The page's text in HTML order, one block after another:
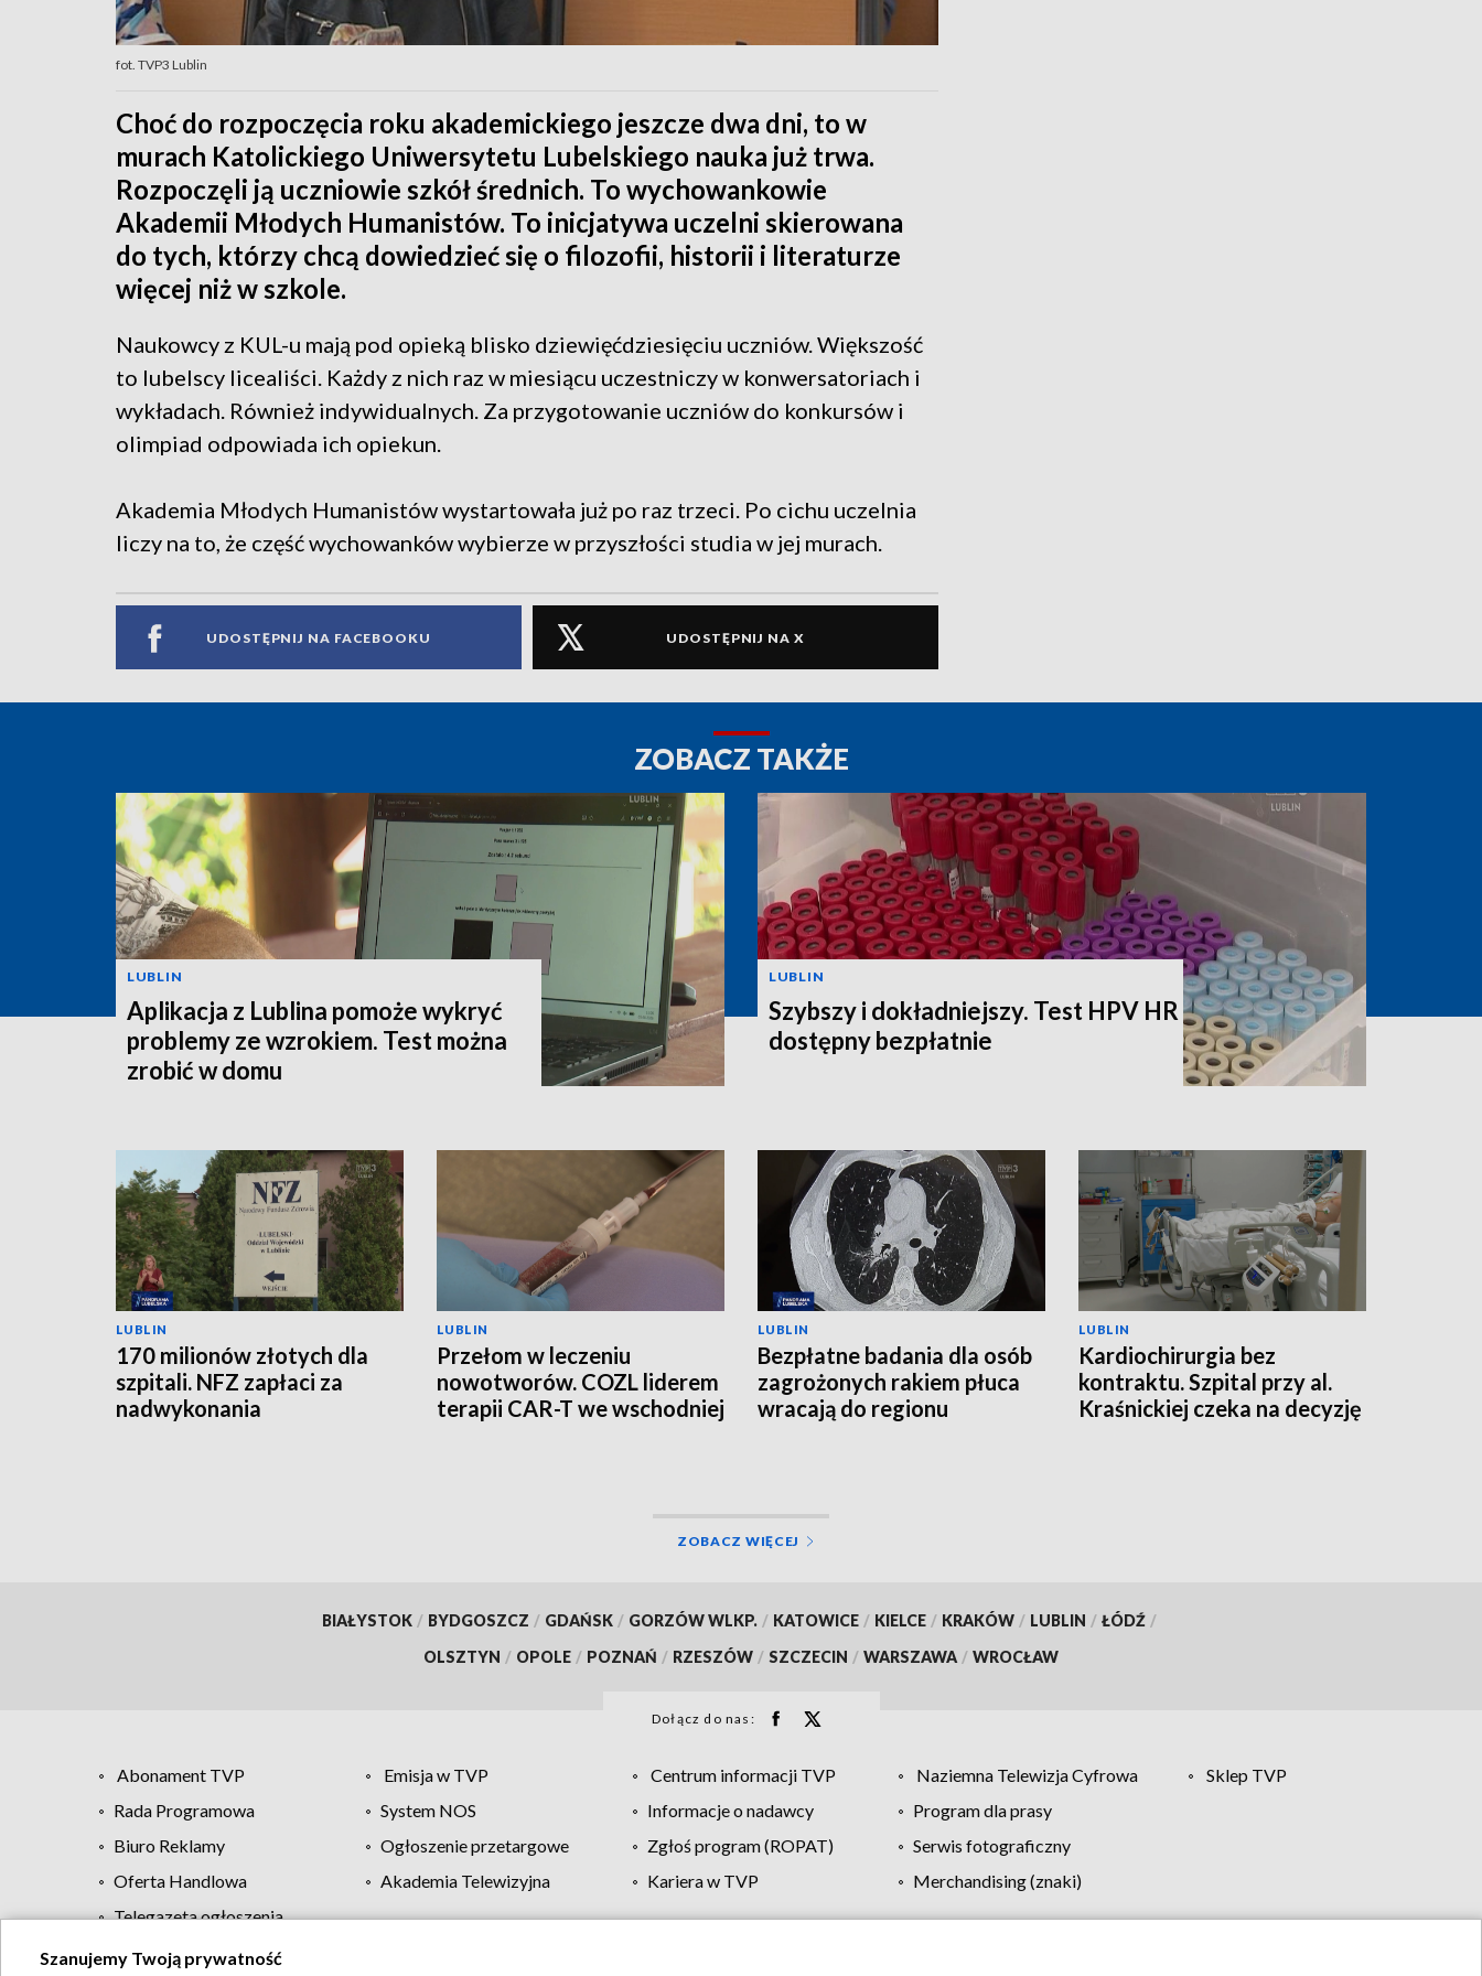
fot. TVP3 Lublin
Choć do rozpoczęcia roku akademickiego jeszcze dwa dni, to w
murach Katolickiego Uniwersytetu Lubelskiego nauka już trwa.
Rozpoczęli ją uczniowie szkół średnich. To wychowankowie
Akademii Młodych Humanistów. To inicjatywa uczelni skierowana
do tych, którzy chcą dowiedzieć się o filozofii, historii i literaturze
więcej niż w szkole.
Naukowcy z KUL-u mają pod opieką blisko dziewięćdziesięciu uczniów. Większość
to lubelscy licealiści. Każdy z nich raz w miesiącu uczestniczy w konwersatoriach i
wykładach. Również indywidualnych. Za przygotowanie uczniów do konkursów i
olimpiad odpowiada ich opiekun.
Akademia Młodych Humanistów wystartowała już po raz trzeci. Po cichu uczelnia
liczy na to, że część wychowanków wybierze w przyszłości studia w jej murach.
UDOSTĘPNIJ NA FACEBOOKU UDOSTĘPNIJ NA X
ZOBACZ TAKŻE
LUBLIN
Aplikacja z Lublina pomoże wykryć
problemy ze wzrokiem. Test można
zrobić w domu
LUBLIN
Szybszy i dokładniejszy. Test HPV HR
dostępny bezpłatnie
LUBLIN
170 milionów złotych dla
szpitali. NFZ zapłaci za
nadwykonania
LUBLIN
Przełom w leczeniu
nowotworów. COZL liderem
terapii CAR-T we wschodniej
LUBLIN
Bezpłatne badania dla osób
zagrożonych rakiem płuca
wracają do regionu
LUBLIN
Kardiochirurgia bez
kontraktu. Szpital przy al.
Kraśnickiej czeka na decyzję
ZOBACZ WIĘCEJ
BIAŁYSTOK / BYDGOSZCZ / GDAŃSK / GORZÓW WLKP. / KATOWICE / KIELCE / KRAKÓW / LUBLIN / ŁÓDŹ /
OLSZTYN / OPOLE / POZNAŃ / RZESZÓW / SZCZECIN / WARSZAWA / WROCŁAW
Dołącz do nas:
Abonament TVP Emisja w TVP Centrum informacji TVP Naziemna Telewizja Cyfrowa
Sklep TVP
Rada Programowa
System NOS Informacje o nadawcy
Program dla prasy
Biuro Reklamy
Ogłoszenie przetargowe Zgłoś program (ROPAT)
Serwis fotograficzny
Oferta Handlowa
Akademia Telewizyjna Kariera w TVP
Merchandising (znaki)
Telegazeta ogłoszenia
Szanujemy Twoją prywatność